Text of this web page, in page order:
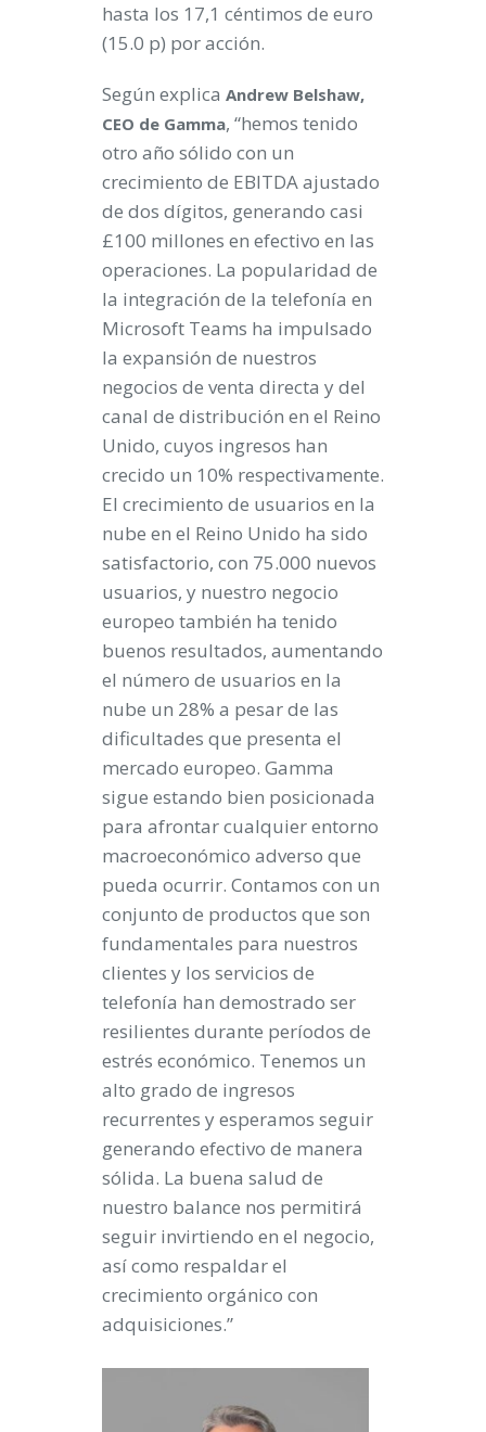
hasta los 17,1 céntimos de euro
(15.0 p) por acción.
Según explica Andrew Belshaw,
CEO de Gamma, “hemos tenido
otro año sólido con un
crecimiento de EBITDA ajustado
de dos dígitos, generando casi
£100 millones en efectivo en las
operaciones. La popularidad de
la integración de la telefonía en
Microsoft Teams ha impulsado
la expansión de nuestros
negocios de venta directa y del
canal de distribución en el Reino
Unido, cuyos ingresos han
crecido un 10% respectivamente.
El crecimiento de usuarios en la
nube en el Reino Unido ha sido
satisfactorio, con 75.000 nuevos
usuarios, y nuestro negocio
europeo también ha tenido
buenos resultados, aumentando
el número de usuarios en la
nube un 28% a pesar de las
dificultades que presenta el
mercado europeo. Gamma
sigue estando bien posicionada
para afrontar cualquier entorno
macroeconómico adverso que
pueda ocurrir. Contamos con un
conjunto de productos que son
fundamentales para nuestros
clientes y los servicios de
telefonía han demostrado ser
resilientes durante períodos de
estrés económico. Tenemos un
alto grado de ingresos
recurrentes y esperamos seguir
generando efectivo de manera
sólida. La buena salud de
nuestro balance nos permitirá
seguir invirtiendo en el negocio,
así como respaldar el
crecimiento orgánico con
adquisiciones.”